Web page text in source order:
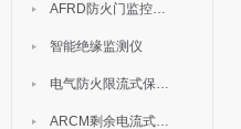
AFRD防火门监控模块
智能绝缘监测仪
电气防火限流式保护器
ARCM剩余电流式电气火灾监控装置